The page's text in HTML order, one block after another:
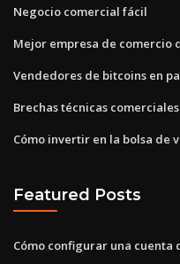
Negocio comercial fácil
Mejor empresa de comercio
Vendedores de bitcoins en
Brechas técnicas comerciales
Cómo invertir en la bolsa de
Featured Posts
Cómo configurar una cuenta